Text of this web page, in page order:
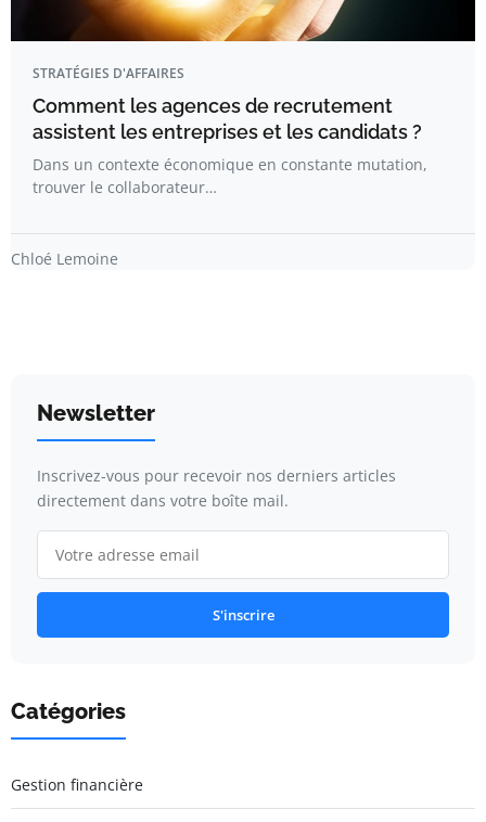
STRATÉGIES D'AFFAIRES
Comment les agences de recrutement
assistent les entreprises et les candidats ?
Dans un contexte économique en constante mutation,
trouver le collaborateur…
Chloé Lemoine
Newsletter
Inscrivez-vous pour recevoir nos derniers articles
directement dans votre boîte mail.
S'inscrire
Catégories
Gestion financière